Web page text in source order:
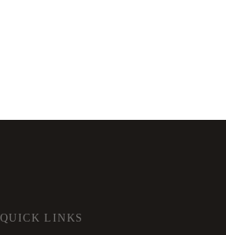
QUICK LINKS